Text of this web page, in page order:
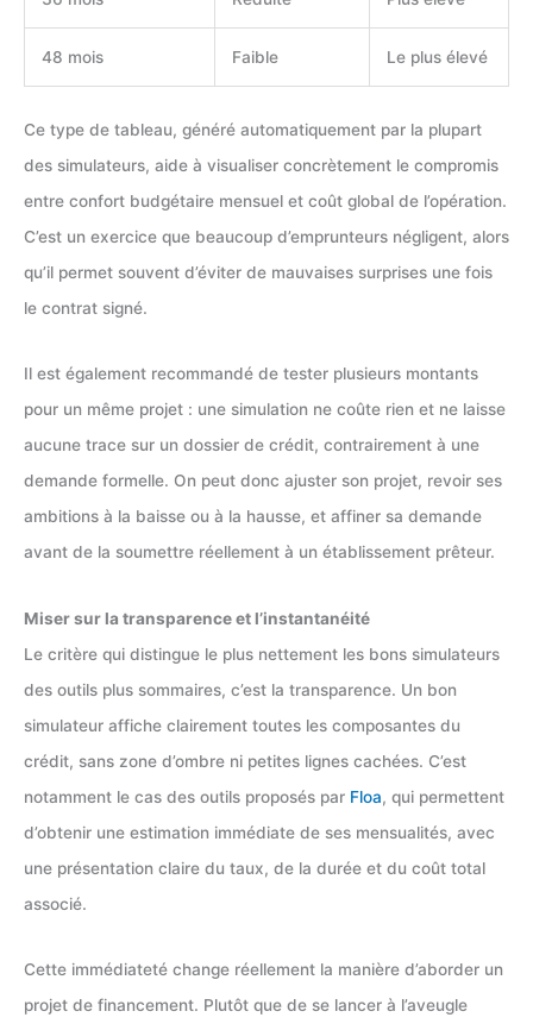
48 mois Faible Le plus élevé
Ce type de tableau, généré automatiquement par la plupart
des simulateurs, aide à visualiser concrètement le compromis
entre confort budgétaire mensuel et coût global de l’opération.
C’est un exercice que beaucoup d’emprunteurs négligent, alors
qu’il permet souvent d’éviter de mauvaises surprises une fois
le contrat signé.
Il est également recommandé de tester plusieurs montants
pour un même projet : une simulation ne coûte rien et ne laisse
aucune trace sur un dossier de crédit, contrairement à une
demande formelle. On peut donc ajuster son projet, revoir ses
ambitions à la baisse ou à la hausse, et affiner sa demande
avant de la soumettre réellement à un établissement prêteur.
Miser sur la transparence et l’instantanéité
Le critère qui distingue le plus nettement les bons simulateurs
des outils plus sommaires, c’est la transparence. Un bon
simulateur affiche clairement toutes les composantes du
crédit, sans zone d’ombre ni petites lignes cachées. C’est
notamment le cas des outils proposés par Floa, qui permettent
d’obtenir une estimation immédiate de ses mensualités, avec
une présentation claire du taux, de la durée et du coût total
associé.
Cette immédiateté change réellement la manière d’aborder un
projet de financement. Plutôt que de se lancer à l’aveugle